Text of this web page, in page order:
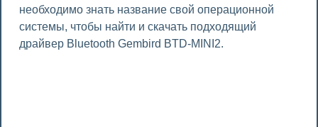
необходимо знать название свой операционной
системы, чтобы найти и скачать подходящий
драйвер Bluetooth Gembird BTD-MINI2.